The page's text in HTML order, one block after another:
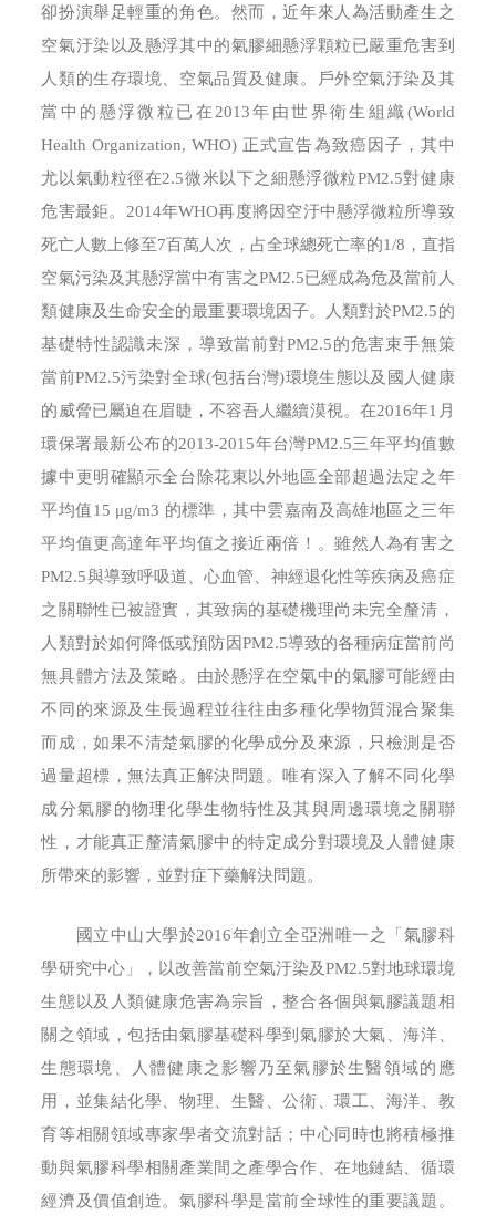
卻扮演舉足輕重的角色。然而，近年來人為活動產生之
空氣汙染以及懸浮其中的氣膠細懸浮顆粒已嚴重危害到
人類的生存環境、空氣品質及健康。戶外空氣汙染及其
當中的懸浮微粒已在2013年由世界衛生組織(World
Health Organization, WHO) 正式宣告為致癌因子，其中
尤以氣動粒徑在2.5微米以下之細懸浮微粒PM2.5對健康
危害最鉅。2014年WHO再度將因空汙中懸浮微粒所導致
死亡人數上修至7百萬人次，占全球總死亡率的1/8，直指
空氣污染及其懸浮當中有害之PM2.5已經成為危及當前人
類健康及生命安全的最重要環境因子。人類對於PM2.5的
基礎特性認識未深，導致當前對PM2.5的危害束手無策
當前PM2.5污染對全球(包括台灣)環境生態以及國人健康
的威脅已屬迫在眉睫，不容吾人繼續漠視。在2016年1月
環保署最新公布的2013-2015年台灣PM2.5三年平均值數
據中更明確顯示全台除花東以外地區全部超過法定之年
平均值15 μg/m3 的標準，其中雲嘉南及高雄地區之三年
平均值更高達年平均值之接近兩倍！。雖然人為有害之
PM2.5與導致呼吸道、心血管、神經退化性等疾病及癌症
之關聯性已被證實，其致病的基礎機理尚未完全釐清，
人類對於如何降低或預防因PM2.5導致的各種病症當前尚
無具體方法及策略。由於懸浮在空氣中的氣膠可能經由
不同的來源及生長過程並往往由多種化學物質混合聚集
而成，如果不清楚氣膠的化學成分及來源，只檢測是否
過量超標，無法真正解決問題。唯有深入了解不同化學
成分氣膠的物理化學生物特性及其與周邊環境之關聯
性，才能真正釐清氣膠中的特定成分對環境及人體健康
所帶來的影響，並對症下藥解決問題。
國立中山大學於2016年創立全亞洲唯一之「氣膠科
學研究中心」，以改善當前空氣汙染及PM2.5對地球環境
生態以及人類健康危害為宗旨，整合各個與氣膠議題相
關之領域，包括由氣膠基礎科學到氣膠於大氣、海洋、
生態環境、人體健康之影響乃至氣膠於生醫領域的應
用，並集結化學、物理、生醫、公衛、環工、海洋、教
育等相關領域專家學者交流對話；中心同時也將積極推
動與氣膠科學相關產業間之產學合作、在地鏈結、循環
經濟及價值創造。氣膠科學是當前全球性的重要議題。